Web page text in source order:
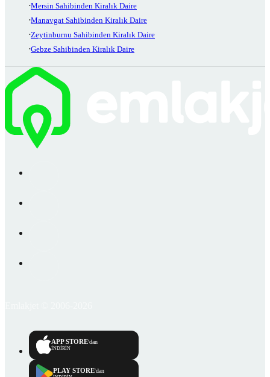
Mersin Sahibinden Kiralık Daire
Manavgat Sahibinden Kiralık Daire
Zeytinburnu Sahibinden Kiralık Daire
Gebze Sahibinden Kiralık Daire
APP STORE'dan
İNDİRİN
PLAY STORE'dan